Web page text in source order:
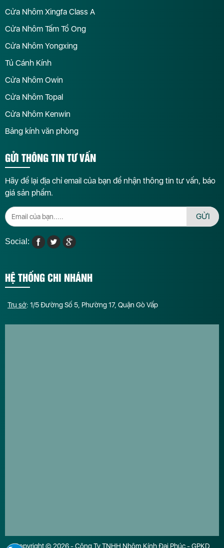
Cửa Nhôm Xingfa Class A
Cửa Nhôm Tấm Tổ Ong
Cửa Nhôm Yongxing
Tủ Cánh Kính
Cửa Nhôm Owin
Cửa Nhôm Topal
Cửa Nhôm Kenwin
Bảng kính văn phòng
GỬI THÔNG TIN TƯ VẤN
Hãy để lại địa chỉ email của bạn để nhận thông tin tư vấn, báo
giá sản phẩm.
GỬI
Social:
HỆ THỐNG CHI NHÁNH
Trụ sở: 1/5 Đường Số 5, Phường 17, Quận Gò Vấp
Copyright © 2026 - Công Ty TNHH Nhôm Kính Đại Phúc - GPKD